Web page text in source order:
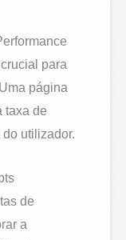
para
página
taxa de
utilizador.
de
a